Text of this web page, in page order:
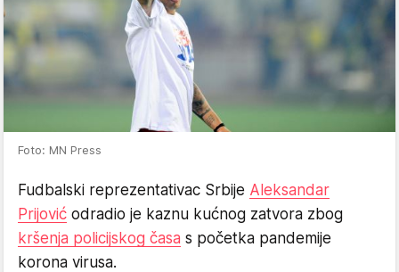
Foto: MN Press
Fudbalski reprezentativac Srbije Aleksandar
Prijović odradio je kaznu kućnog zatvora zbog
kršenja policijskog časa s početka pandemije
korona virusa.